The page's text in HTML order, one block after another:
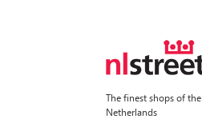
The finest shops of the
Netherlands